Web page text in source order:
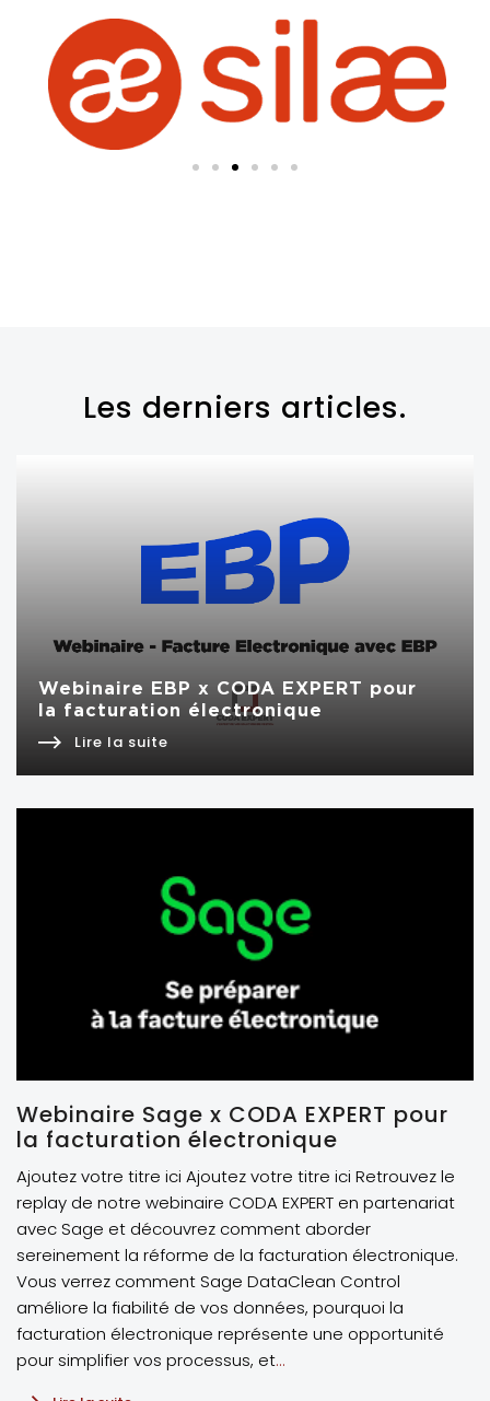
Les derniers articles.
Webinaire EBP x CODA EXPERT pour
la facturation électronique
Lire la suite
Webinaire Sage x CODA EXPERT pour
la facturation électronique
Ajoutez votre titre ici Ajoutez votre titre ici Retrouvez le
replay de notre webinaire CODA EXPERT en partenariat
avec Sage et découvrez comment aborder
sereinement la réforme de la facturation électronique.
Vous verrez comment Sage DataClean Control
améliore la fiabilité de vos données, pourquoi la
facturation électronique représente une opportunité
pour simplifier vos processus, et...